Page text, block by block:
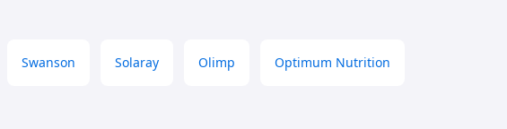
Swanson Solaray Olimp Optimum Nutrition